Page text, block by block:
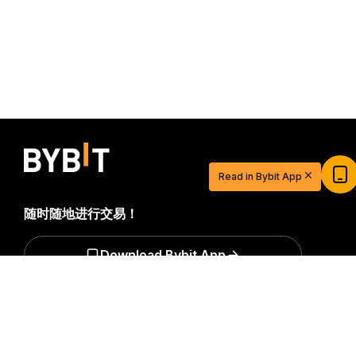
随时随地进行交易！
Download Bybit App
Read in Bybit App